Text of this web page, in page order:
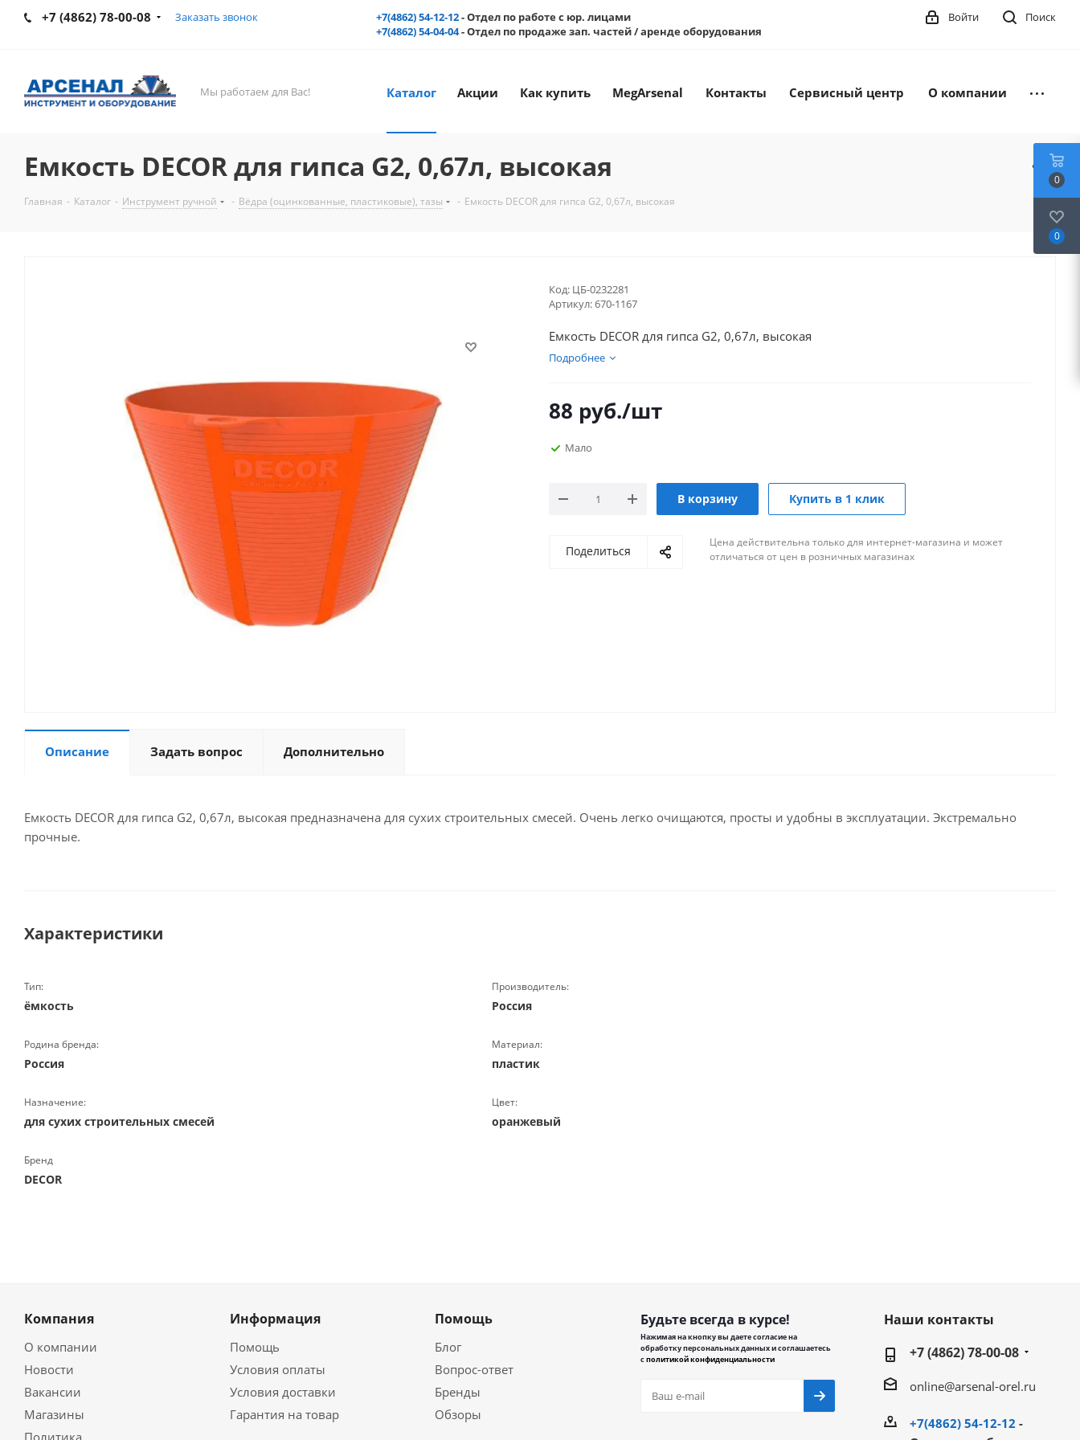
+7 (4862) 78-00-08 Заказать звонок +7(4862) 54-12-12- Отдел по работе с юр. лицами
+7(4862) 54-04-04- Отдел по продаже зап. частей / аренде оборудования
Поиск
Войти
Мы работаем для Вас! Каталог Акции Как купить MegArsenal Контакты Сервисный центр О компании
Емкость DECOR для гипса G2, 0,67л, высокая
Главная - Каталог - Инструмент ручной - Вёдра (оцинкованные, пластиковые), тазы - Емкость DECOR для гипса G2, 0,67л, высокая
Код: ЦБ-0232281
Артикул:670-1167
Емкость DECOR для гипса G2, 0,67л, высокая
Подробнее
88 руб./шт
Мало
В корзину Купить в 1 клик
Поделиться
Цена действительна только для интернет-магазина и может
отличаться от цен в розничных магазинах
Описание Задать вопрос Дополнительно
Емкость DECOR для гипса G2, 0,67л, высокая предназначена для сухих строительных смесей. Очень легко очищаются, просты и удобны в эксплуатации. Экстремально
прочные.
Характеристики
Тип:
ёмкость
Производитель:
Россия
Родина бренда:
Россия
Материал:
пластик
Назначение:
для сухих строительных смесей
Цвет:
оранжевый
Бренд
DECOR
Компания
О компании
Новости
Вакансии
Магазины
Политика
Информация
Помощь
Условия оплаты
Условия доставки
Гарантия на товар
Помощь
Блог
Вопрос-ответ
Бренды
Обзоры
Будьте всегда в курсе!
Нажимая на кнопку вы даете согласие на
обработку персональных данных и соглашаетесь
сполитикой конфиденциальности
Наши контакты
+7 (4862) 78-00-08
online@arsenal-orel.ru
+7(4862) 54-12-12 -
0
0